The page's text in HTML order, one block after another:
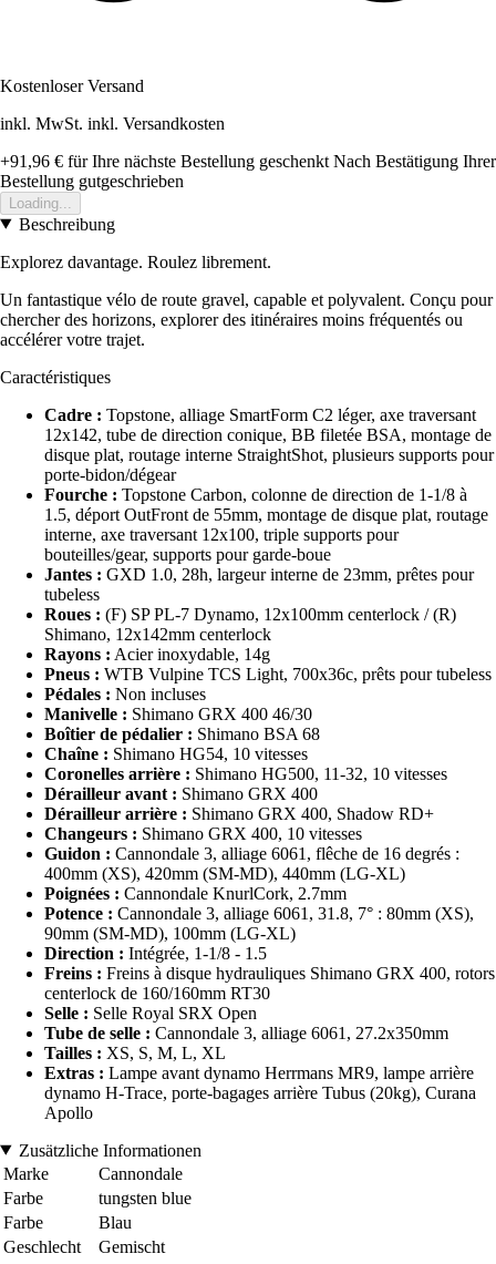
Kostenloser Versand
inkl. MwSt. inkl. Versandkosten
+91,96 € für Ihre nächste Bestellung geschenkt Nach Bestätigung Ihrer
Bestellung gutgeschrieben
Loading...
Beschreibung
Explorez davantage. Roulez librement.
Un fantastique vélo de route gravel, capable et polyvalent. Conçu pour
chercher des horizons, explorer des itinéraires moins fréquentés ou
accélérer votre trajet.
Caractéristiques
Cadre : Topstone, alliage SmartForm C2 léger, axe traversant
12x142, tube de direction conique, BB filetée BSA, montage de
disque plat, routage interne StraightShot, plusieurs supports pour
porte-bidon/dégear
Fourche : Topstone Carbon, colonne de direction de 1-1/8 à
1.5, déport OutFront de 55mm, montage de disque plat, routage
interne, axe traversant 12x100, triple supports pour
bouteilles/gear, supports pour garde-boue
Jantes : GXD 1.0, 28h, largeur interne de 23mm, prêtes pour
tubeless
Roues : (F) SP PL-7 Dynamo, 12x100mm centerlock / (R)
Shimano, 12x142mm centerlock
Rayons : Acier inoxydable, 14g
Pneus : WTB Vulpine TCS Light, 700x36c, prêts pour tubeless
Pédales : Non incluses
Manivelle : Shimano GRX 400 46/30
Boîtier de pédalier : Shimano BSA 68
Chaîne : Shimano HG54, 10 vitesses
Coronelles arrière : Shimano HG500, 11-32, 10 vitesses
Dérailleur avant : Shimano GRX 400
Dérailleur arrière : Shimano GRX 400, Shadow RD+
Changeurs : Shimano GRX 400, 10 vitesses
Guidon : Cannondale 3, alliage 6061, flêche de 16 degrés :
400mm (XS), 420mm (SM-MD), 440mm (LG-XL)
Poignées : Cannondale KnurlCork, 2.7mm
Potence : Cannondale 3, alliage 6061, 31.8, 7° : 80mm (XS),
90mm (SM-MD), 100mm (LG-XL)
Direction : Intégrée, 1-1/8 - 1.5
Freins : Freins à disque hydrauliques Shimano GRX 400, rotors
centerlock de 160/160mm RT30
Selle : Selle Royal SRX Open
Tube de selle : Cannondale 3, alliage 6061, 27.2x350mm
Tailles : XS, S, M, L, XL
Extras : Lampe avant dynamo Herrmans MR9, lampe arrière
dynamo H-Trace, porte-bagages arrière Tubus (20kg), Curana
Apollo
Zusätzliche Informationen
Marke
Cannondale
Farbe
tungsten blue
Farbe
Blau
Geschlecht
Gemischt